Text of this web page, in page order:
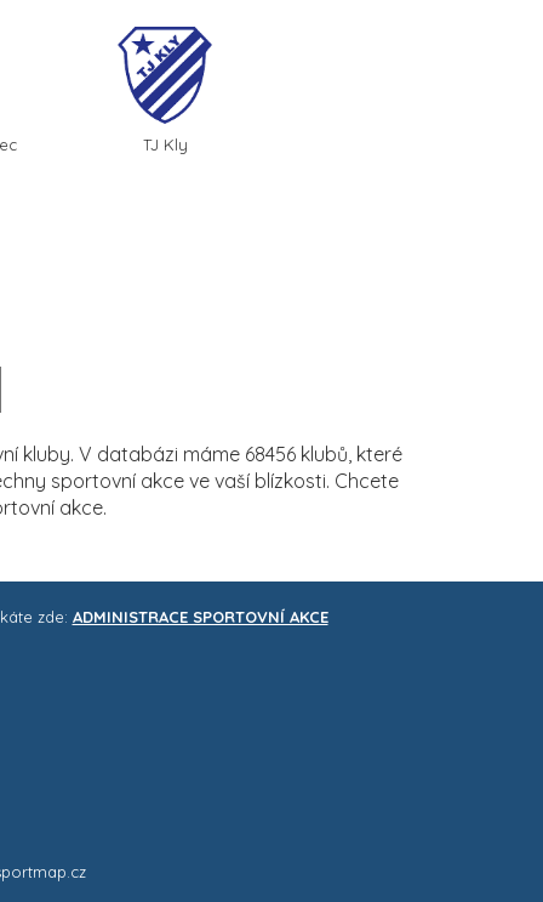
TJ Kly
kluby. V databázi máme 68456 klubů, které
sportovní akce ve vaší blízkosti. Chcete
akce.
zde: ADMINISTRACE SPORTOVNÍ AKCE